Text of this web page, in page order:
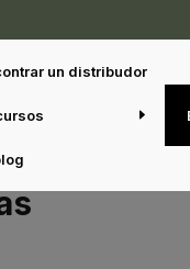
un distribudor